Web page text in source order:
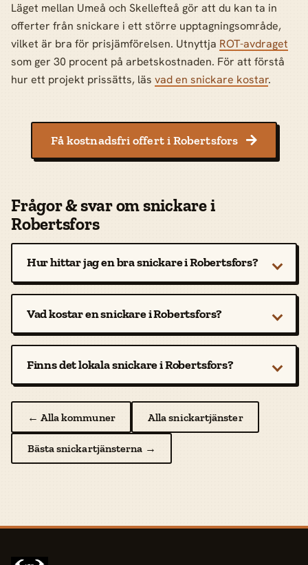
Läget mellan Umeå och Skellefteå gör att du kan ta in
offerter från snickare i ett större upptagningsområde,
vilket är bra för prisjämförelsen. Utnyttja ROT-avdraget
som ger 30 procent på arbetskostnaden. För att förstå
hur ett projekt prissätts, läs vad en snickare kostar.
Få kostnadsfri offert i Robertsfors 
Frågor & svar om snickare i
Robertsfors
Hur hittar jag en bra snickare i Robertsfors?
Vad kostar en snickare i Robertsfors?
Finns det lokala snickare i Robertsfors?
← Alla kommuner Alla snickartjänster
Bästa snickartjänsterna →